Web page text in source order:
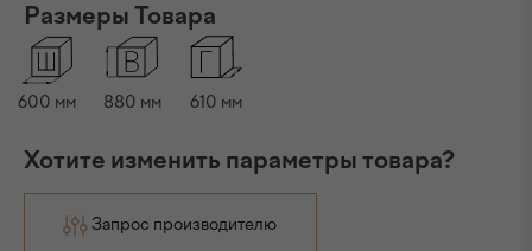
Размеры Товара
600 мм 880 мм 610 мм
Хотите изменить параметры товара?
Запрос производителю